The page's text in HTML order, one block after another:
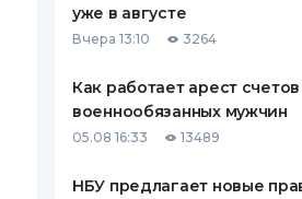
КОНТАКТЫ
уже в августе
Вчера 13:10 3264
Как работает арест счетов
военнообязанных мужчин
05.08 16:33 13489
НБУ предлагает новые